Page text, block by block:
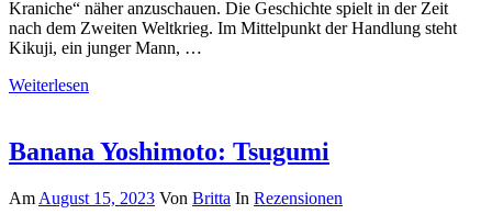
Kraniche“ näher anzuschauen. Die Geschichte spielt in der Zeit
nach dem Zweiten Weltkrieg. Im Mittelpunkt der Handlung steht
Kikuji, ein junger Mann, …
Weiterlesen
Banana Yoshimoto: Tsugumi
Am August 15, 2023 Von Britta In Rezensionen